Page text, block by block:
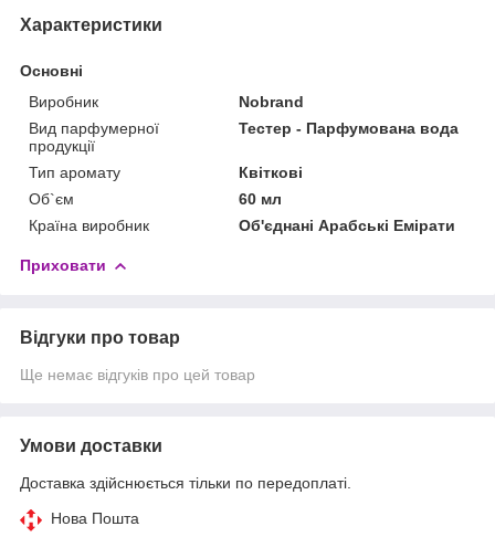
Характеристики
Основні
Виробник
Nobrand
Вид парфумерної
продукції
Тестер - Парфумована вода
Тип аромату
Квіткові
Об`єм
60 мл
Країна виробник
Об'єднані Арабські Емірати
Приховати
Відгуки про товар
Ще немає відгуків про цей товар
Умови доставки
Доставка здійснюється тільки по передоплаті.
Нова Пошта